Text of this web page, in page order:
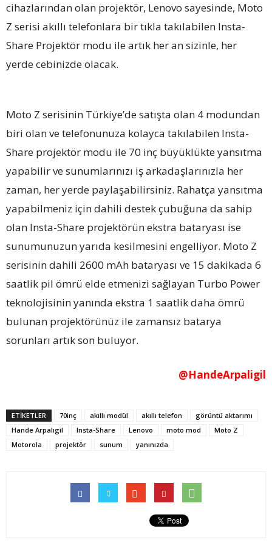
cihazlarından olan projektör, Lenovo sayesinde, Moto
Z serisi akıllı telefonlara bir tıkla takılabilen Insta-
Share Projektör modu ile artık her an sizinle, her
yerde cebinizde olacak.
Moto Z serisinin Türkiye’de satışta olan 4 modundan
biri olan ve telefonunuza kolayca takılabilen Insta-
Share projektör modu ile 70 inç büyüklükte yansıtma
yapabilir ve sunumlarınızı iş arkadaşlarınızla her
zaman, her yerde paylaşabilirsiniz. Rahatça yansıtma
yapabilmeniz için dahili destek çubuğuna da sahip
olan Insta-Share projektörün ekstra bataryası ise
sunumunuzun yarıda kesilmesini engelliyor. Moto Z
serisinin dahili 2600 mAh bataryası ve 15 dakikada 6
saatlik pil ömrü elde etmenizi sağlayan Turbo Power
teknolojisinin yanında ekstra 1 saatlik daha ömrü
bulunan projektörünüz ile zamansız batarya
sorunları artık son buluyor.
@HandeArpaligil
ETİKETLER 70inç akıllı modül akıllı telefon
görüntü aktarımı
Hande Arpalıgil
Insta-Share Lenovo moto mod
Moto Z
Motorola
projektör sunum yanınızda